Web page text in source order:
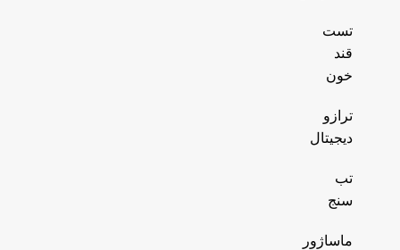
تست
قند
خون
ترازو
دیجیتال
تب
سنج
ماساژور